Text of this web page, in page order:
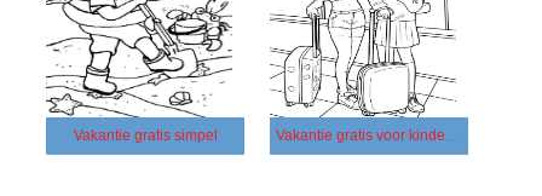
Vakantie gratis simpel Vakantie gratis voor kinderen